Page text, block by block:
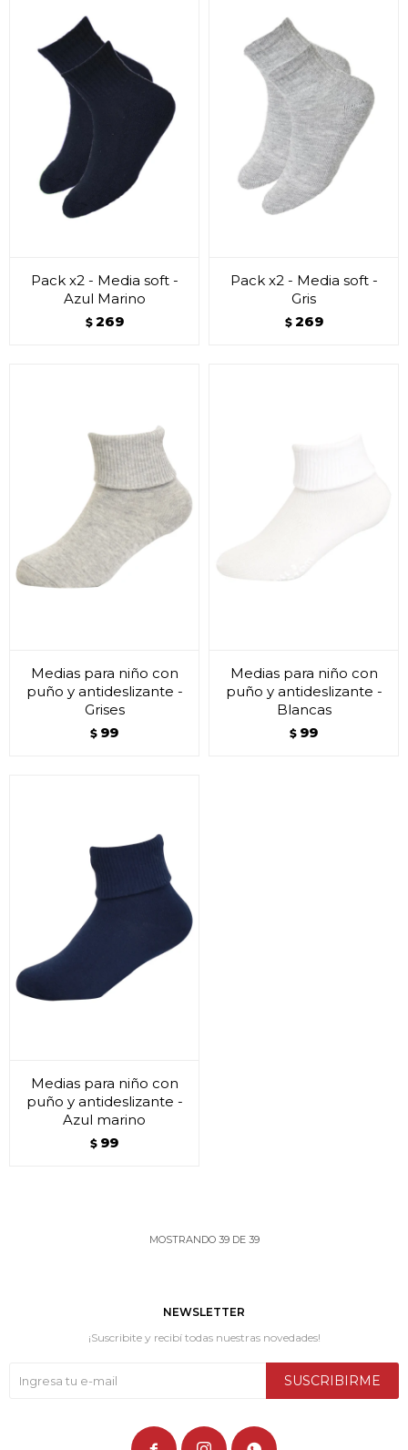
Pack x2 - Media soft -
Azul Marino
$ 269
Pack x2 - Media soft -
Gris
$ 269
Medias para niño con
puño y antideslizante -
Grises
$ 99
Medias para niño con
puño y antideslizante -
Blancas
$ 99
Medias para niño con
puño y antideslizante -
Azul marino
$ 99
MOSTRANDO 39DE 39
NEWSLETTER
¡Suscribite y recibí todas nuestras novedades!
SUSCRIBIRME